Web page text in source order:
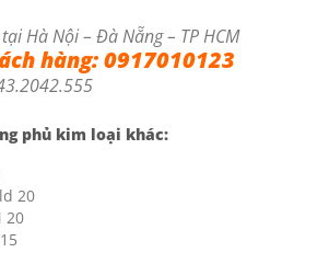
Hà Nội – Đà Nẵng – TP HCM
hàng:0917010123
phủ kim loại khác:
20
20